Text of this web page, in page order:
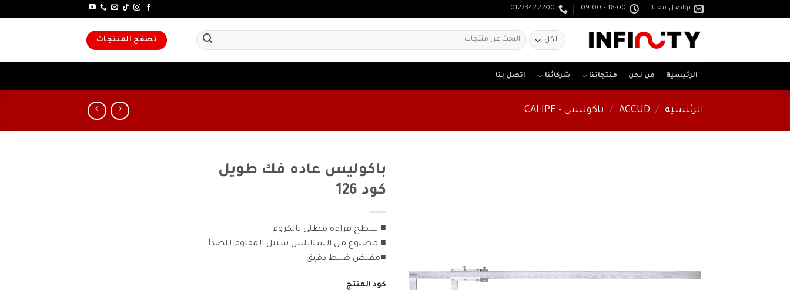
تواصل معنا 18:00 - 09:00
01273422200
البحث
عن:
تصفح المنتجات
الرئيسية من نحن منتجاتنا شركائنا اتصل بنا
الرئيسية /
ACCUD
/ باكوليس - CALIPE
باكوليس عاده فك طويل
كود 126
■ سطح قراءة مطلي بالكروم
■ مصنوع من الستانلس ستيل المقاوم للصدأ
■مقبض ضبط دقيق
كود المنتج